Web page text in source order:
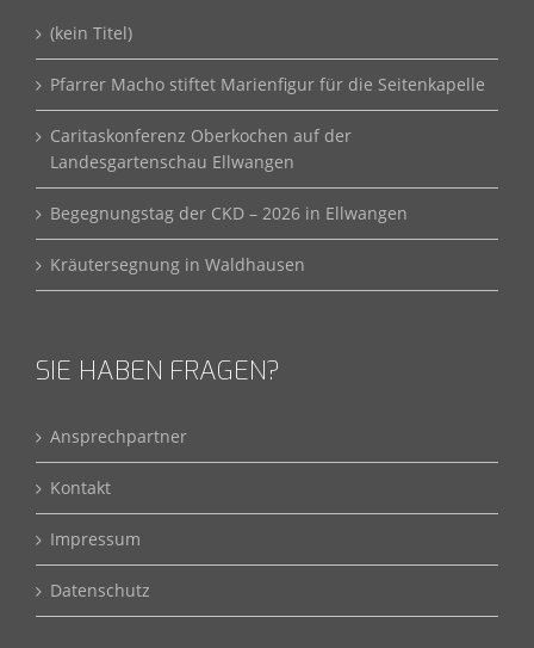
(kein Titel)
Pfarrer Macho stiftet Marienfigur für die Seitenkapelle
Caritaskonferenz Oberkochen auf der
Landesgartenschau Ellwangen
Begegnungstag der CKD – 2026 in Ellwangen
Kräutersegnung in Waldhausen
SIE HABEN FRAGEN?
Ansprechpartner
Kontakt
Impressum
Datenschutz